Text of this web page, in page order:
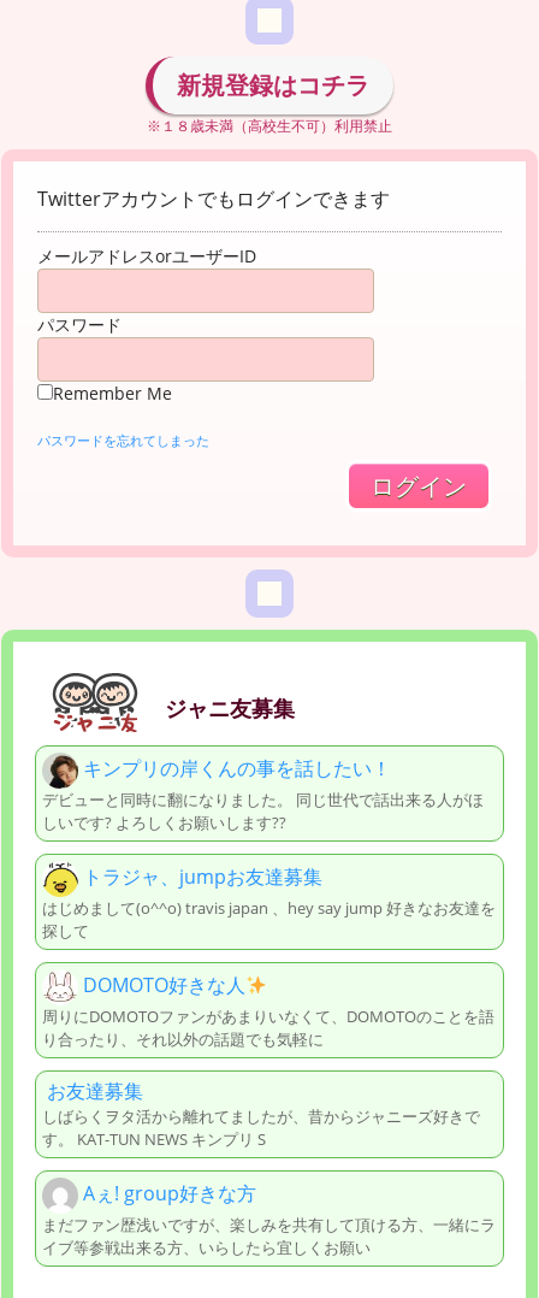
新規登録はコチラ
※１８歳未満（高校生不可）利用禁止
Twitterアカウントでもログインできます
メールアドレスorユーザーID
パスワード
Remember Me
パスワードを忘れてしまった
ジャニ友募集
キンプリの岸くんの事を話したい！
デビューと同時に翻になりました。 同じ世代で話出来る人がほ
しいです? よろしくお願いします??
トラジャ、jumpお友達募集
はじめまして(o^^o) travis japan 、hey say jump 好きなお友達を
探して
DOMOTO好きな人
周りにDOMOTOファンがあまりいなくて、DOMOTOのことを語
り合ったり、それ以外の話題でも気軽に
お友達募集
しばらくヲタ活から離れてましたが、昔からジャニーズ好きで
す。 KAT-TUN NEWS キンプリ S
Aぇ! group好きな方
まだファン歴浅いですが、楽しみを共有して頂ける方、一緒にラ
イブ等参戦出来る方、いらしたら宜しくお願い